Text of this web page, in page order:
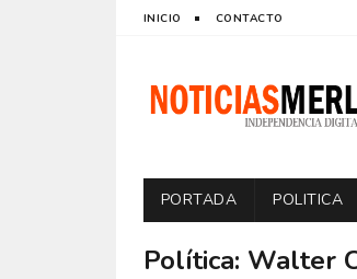
INICIO CONTACTO
PORTADA POLITICA
Política: Walter